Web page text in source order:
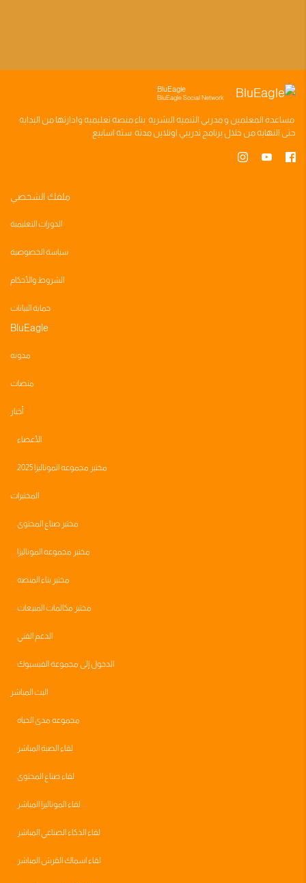
BluEagle
BluEagle Social Network
مساعده المعلمين ومدربي التنميه البشريه بناءمنصه تعليميه وادارتها من البدايه
حتى النهايه من خلال برنامج تدريبي اونلاين مدته سته اسابيع
ملفك الشخصي
الدورات التعليمية
سياسة الخصوصية
الشروط والأحكام
حماية البيانات
BluEagle
مدونه
منصات
أخبار
الأعضاء
مختبر مجموعه الموناليزا 2025
المختبرات
مختبر صناع المحتوى
مختبر مجموعه الموناليزا
مختبر بناء المنصه
مختبر مكالمات المبيعات
الدعم الفني
الدخول إلى مجموعة الفيسبوك
البث المباشر
مجموعه مدى الحياه
لقاء الصبة المباشر
لقاء صناع المحتوى
لقاء الموناليزا المباشر
لقاء الذكاء الصناعي المباشر
لقاء اسماك القرش المباشر